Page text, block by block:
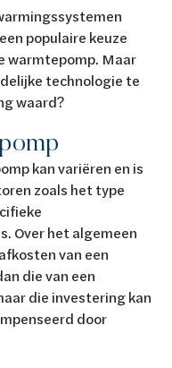
populaire keuze
warmtepomp. Maar
technologie te
waard?
kan variëren en is
zoals het type
Over het algemeen
van een
die van een
die investering kan
door